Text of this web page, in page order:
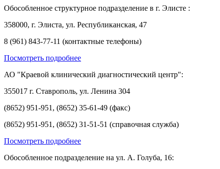
Обособленное структурное подразделение в г. Элисте :
358000, г. Элиста, ул. Республиканская, 47
8 (961) 843-77-11 (контактные телефоны)
Посмотреть подробнее
АО "Краевой клинический диагностический центр":
355017 г. Ставрополь, ул. Ленина 304
(8652) 951-951, (8652) 35-61-49 (факс)
(8652) 951-951, (8652) 31-51-51 (справочная служба)
Посмотреть подробнее
Обособленное подразделение на ул. А. Голуба, 16: